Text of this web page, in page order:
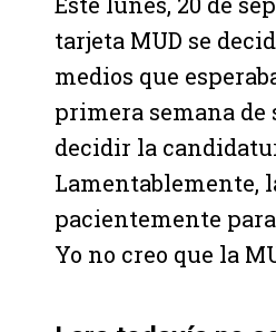
tarjeta MUD se
medios que
primera semana de
decidir la
Lamentablemente,
pacientemente
Yo no creo que la